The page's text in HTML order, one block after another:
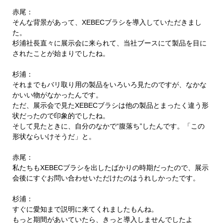
赤尾：
そんな背景があって、XEBECブラシを導入していただきまし
た。
杉浦社長直々に展示会に来られて、当社ブースにて製品を目に
されたことが始まりでしたね。
杉浦：
それまでもバリ取り用の製品をいろいろ見たのですが、なかな
かいい物がなかったんです。
ただ、展示会で見たXEBECブラシは他の製品とまったく違う形
状だったので印象的でしたね。
そして見たときに、自分のなかで“腹落ち”したんです。「この
形状ならいけそうだ」と。
赤尾：
私たちもXEBECブラシを出したばかりの時期だったので、展示
会後にすぐお問い合わせいただけたのはうれしかったです。
杉浦：
すぐに愛知まで説明に来てくれましたもんね。
もっと期間があいていたら、きっと導入しませんでしたよ